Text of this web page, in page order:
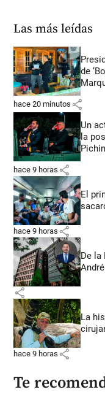
Las más leídas
de
hace 20 minutos share
Un
la
hace 9 horas share
El
hace 9 horas share
De la
share
La
hace 9 horas share
Te